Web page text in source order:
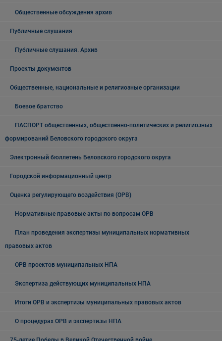
Общественные обсуждения архив
Публичные слушания
Публичные слушания. Архив
Проекты документов
Общественные, национальные и религиозные организации
Боевое братство
ПАСПОРТ общественных, общественно-политических и религиозных
формирований Беловского городского округа
Электронный бюллетень Беловского городского округа
Городской информационный центр
Оценка регулирующего воздействия (ОРВ)
Нормативные правовые акты по вопросам ОРВ
План проведения экспертизы муниципальных нормативных
правовых актов
ОРВ проектов муниципальных НПА
Экспертиза действующих муниципальных НПА
Итоги ОРВ и экспертизы муниципальных правовых актов
О процедурах ОРВ и экспертизы НПА